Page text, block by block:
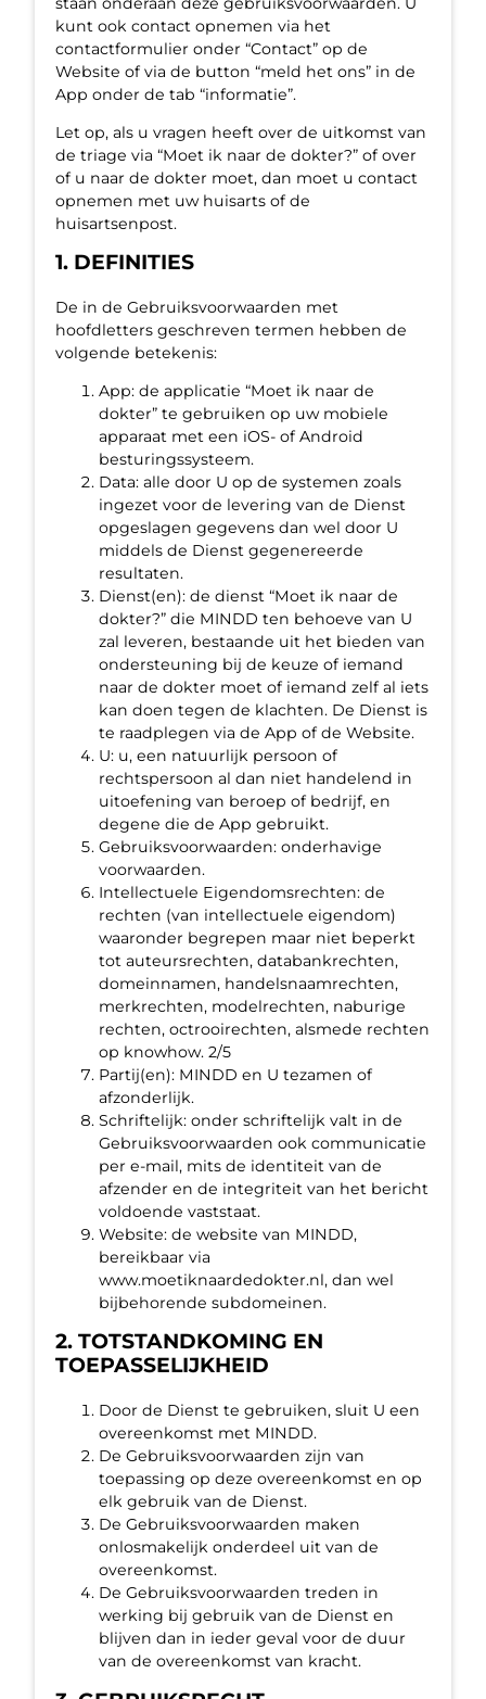
kunt ook contact opnemen via het
contactformulier onder “Contact” op de
Website of via de button “meld het ons” in de
App onder de tab “informatie”.
Let op, als u vragen heeft over de uitkomst van
de triage via “Moet ik naar de dokter?” of over
of u naar de dokter moet, dan moet u contact
opnemen met uw huisarts of de
huisartsenpost.
1. DEFINITIES
De in de Gebruiksvoorwaarden met
hoofdletters geschreven termen hebben de
volgende betekenis:
App: de applicatie “Moet ik naar de
dokter” te gebruiken op uw mobiele
apparaat met een iOS- of Android
besturingssysteem.
Data: alle door U op de systemen zoals
ingezet voor de levering van de Dienst
opgeslagen gegevens dan wel door U
middels de Dienst gegenereerde
resultaten.
Dienst(en): de dienst “Moet ik naar de
dokter?” die MINDD ten behoeve van U
zal leveren, bestaande uit het bieden van
ondersteuning bij de keuze of iemand
naar de dokter moet of iemand zelf al iets
kan doen tegen de klachten. De Dienst is
te raadplegen via de App of de Website.
U: u, een natuurlijk persoon of
rechtspersoon al dan niet handelend in
uitoefening van beroep of bedrijf, en
degene die de App gebruikt.
Gebruiksvoorwaarden: onderhavige
voorwaarden.
Intellectuele Eigendomsrechten: de
rechten (van intellectuele eigendom)
waaronder begrepen maar niet beperkt
tot auteursrechten, databankrechten,
domeinnamen, handelsnaamrechten,
merkrechten, modelrechten, naburige
rechten, octrooirechten, alsmede rechten
op knowhow. 2/5
Partij(en): MINDD en U tezamen of
afzonderlijk.
Schriftelijk: onder schriftelijk valt in de
Gebruiksvoorwaarden ook communicatie
per e-mail, mits de identiteit van de
afzender en de integriteit van het bericht
voldoende vaststaat.
Website: de website van MINDD,
bereikbaar via
www.moetiknaardedokter.nl, dan wel
bijbehorende subdomeinen.
2. TOTSTANDKOMING EN
TOEPASSELIJKHEID
Door de Dienst te gebruiken, sluit U een
overeenkomst met MINDD.
De Gebruiksvoorwaarden zijn van
toepassing op deze overeenkomst en op
elk gebruik van de Dienst.
De Gebruiksvoorwaarden maken
onlosmakelijk onderdeel uit van de
overeenkomst.
De Gebruiksvoorwaarden treden in
werking bij gebruik van de Dienst en
blijven dan in ieder geval voor de duur
van de overeenkomst van kracht.